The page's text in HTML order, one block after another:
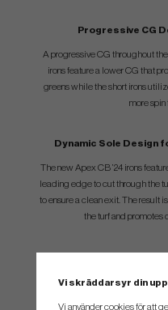
Progressive CG
A progressive CG throughout
irons feature a lower CG that
greens while the short irons
more spin
Dynamic Sole Design
The new Apex CB ’24 irons
leading edge to cut through the
to ensure a clean exit. The result
the turf and promotes
The Apex CB ’24 iron
Vi skräddarsyr din
Vi använder cookies för att